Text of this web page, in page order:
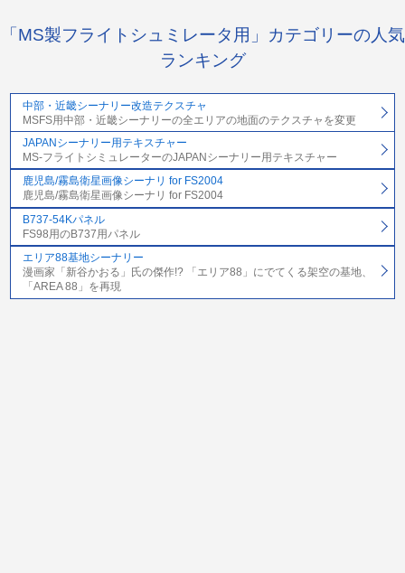
「MS製フライトシュミレータ用」カテゴリーの人気
ランキング
中部・近畿シーナリー改造テクスチャ
MSFS用中部・近畿シーナリーの全エリアの地面のテクスチャを変更
JAPANシーナリー用テキスチャー
MS-フライトシミュレーターのJAPANシーナリー用テキスチャー
鹿児島/霧島衛星画像シーナリ for FS2004
鹿児島/霧島衛星画像シーナリ for FS2004
B737-54Kパネル
FS98用のB737用パネル
エリア88基地シーナリー
漫画家「新谷かおる」氏の傑作!? 「エリア88」にでてくる架空の基地、
「AREA 88」を再現